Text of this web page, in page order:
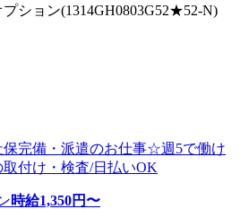
ション(1314GH0803G52★52-N)
保完備・派遣のお仕事☆週5で働け
付け・検査/日払いOK
時給1,350円〜